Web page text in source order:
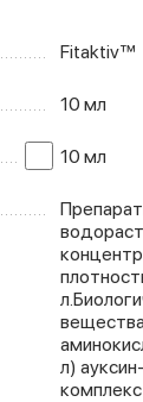
Fitaktiv™
10 мл
10 мл
л)
комплекс